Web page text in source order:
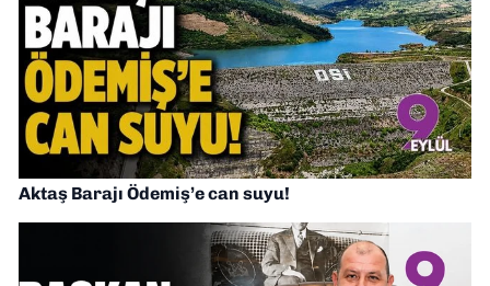
Aktaş Barajı Ödemiş’e can suyu!